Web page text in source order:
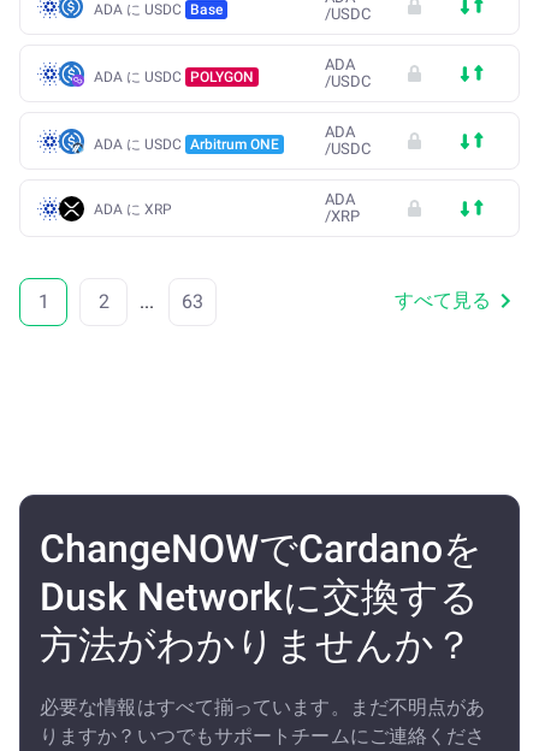
ADA に USDC Base
/USDC
ADA に USDC POLYGON
ADA
/USDC
ADA に USDC Arbitrum ONE
ADA
/USDC
ADA に XRP
ADA
/XRP
1 2 ... 63 すべて見る
ChangeNOWでCardanoを
Dusk Networkに交換する
方法がわかりませんか？
必要な情報はすべて揃っています。まだ不明点があ
りますか？いつでもサポートチームにご連絡くださ